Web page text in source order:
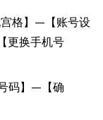
格】—【账号设
更换手机号
码】—【确